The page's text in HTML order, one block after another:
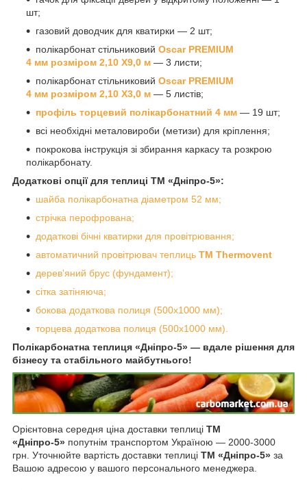
шт;
газовий доводчик для кватирки — 2 шт;
полікарбонат стільниковий Oscar PREMIUM
4 мм розміром 2,10 Х9,0 м — 3 листи;
полікарбонат стільниковий Oscar PREMIUM
4 мм розміром 2,10 Х3,0 м — 5 листів;
профіль торцевий полікарбонатний 4 мм — 19 шт;
всі необхідні металовироби (метизи) для кріплення;
покрокова інструкція зі збирання каркасу та розкрою
полікарбонату.
Додаткові опції для теплиці ТМ «Дніпро-5»:
шайба полікарбонатна діаметром 52 мм;
стрічка перофрована;
додаткові бічні кватирки для провітрювання;
автоматичний провітрювач теплиць ТМ Thermovent
дерев'яний брус (фундамент);
сітка затіняюча;
бокова додаткова полиця (500х1000 мм);
торцева додаткова полиця (500х1000 мм).
Полікарбонатна теплиця «Дніпро-5» — вдале рішення для
бізнесу та стабільного майбутнього!
Орієнтовна середня ціна доставки теплиці ТМ
«Дніпро-5» попутнім транспортом Україною — 2000-3000
грн. Уточнюйте вартість доставки теплиці ТМ «Дніпро-5» за
Вашою адресою у вашого персонального менеджера.